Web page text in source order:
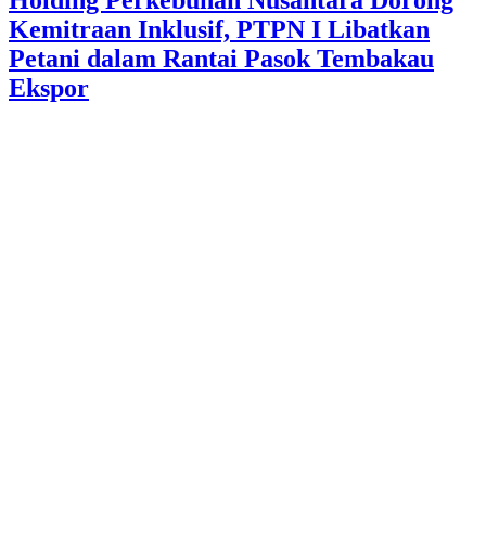
Kemitraan Inklusif, PTPN I Libatkan
Petani dalam Rantai Pasok Tembakau
Ekspor